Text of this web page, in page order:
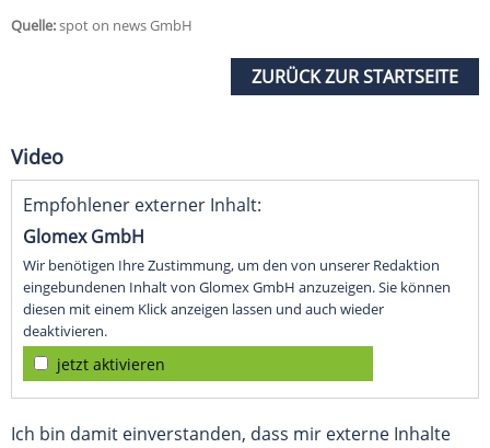
Quelle:spot on news GmbH
ZURÜCK ZUR STARTSEITE
Video
Empfohlener externer Inhalt:
Glomex GmbH
Wir benötigen Ihre Zustimmung, um den von unserer Redaktion
eingebundenen Inhalt von Glomex GmbH anzuzeigen. Sie können
diesen mit einem Klick anzeigen lassen und auch wieder
deaktivieren.
jetzt aktivieren
Ich bin damit einverstanden, dass mir externe Inhalte